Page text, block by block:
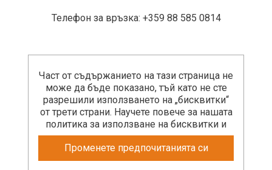
Телефон за връзка: +359 88 585 0814
Част от съдържанието на тази страница не
може да бъде показано, тъй като не сте
разрешили използването на „бисквитки“
от трети страни. Научете повече за нашата
политика за използване на бисквитки и
Променете предпочитанията си